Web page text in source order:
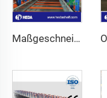
Maßgeschneidertes Paletten-Shuttlesystem für Lagerhallen